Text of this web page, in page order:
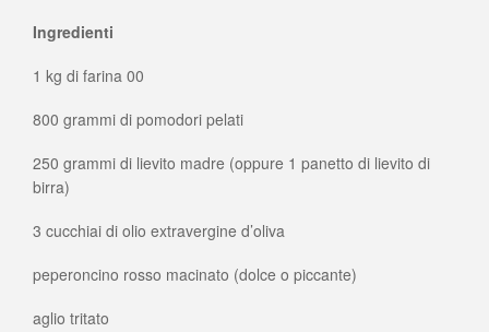
Ingredienti
1 kg di farina 00
800 grammi di pomodori pelati
250 grammi di lievito madre (oppure 1 panetto di lievito di
birra)
3 cucchiai di olio extravergine d’oliva
peperoncino rosso macinato (dolce o piccante)
aglio tritato